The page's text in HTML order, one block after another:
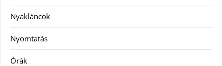
Nyakláncok
Nyomtatás
Órák